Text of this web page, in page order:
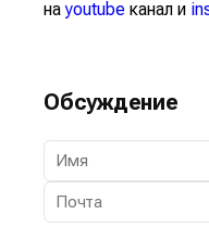
наyoutube канал и
Обсуждение